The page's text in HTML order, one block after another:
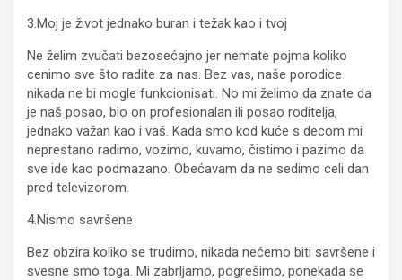
3.Moj je život jednako buran i težak kao i tvoj
Ne želim zvučati bezosećajno jer nemate pojma koliko
cenimo sve što radite za nas. Bez vas, naše porodice
nikada ne bi mogle funkcionisati. No mi želimo da znate da
je naš posao, bio on profesionalan ili posao roditelja,
jednako važan kao i vaš. Kada smo kod kuće s decom mi
neprestano radimo, vozimo, kuvamo, čistimo i pazimo da
sve ide kao podmazano. Obećavam da ne sedimo celi dan
pred televizorom.
4.Nismo savršene
Bez obzira koliko se trudimo, nikada nećemo biti savršene i
svesne smo toga. Mi zabrljamo, pogrešimo, ponekada se